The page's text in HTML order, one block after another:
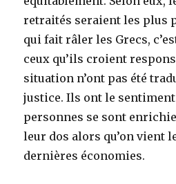
retraités seraient les plus
qui fait râler les Grecs,
ceux qu’ils croient
situation n’ont pas été
justice. Ils ont le
personnes se sont
leur dos alors qu’on vient
dernières économies.